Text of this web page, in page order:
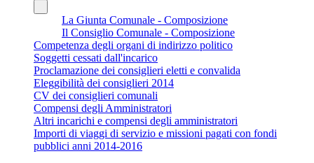
La Giunta Comunale - Composizione
Il Consiglio Comunale - Composizione
Competenza degli organi di indirizzo politico
Soggetti cessati dall'incarico
Proclamazione dei consiglieri eletti e convalida
Eleggibilità dei consiglieri 2014
CV dei consiglieri comunali
Compensi degli Amministratori
Altri incarichi e compensi degli amministratori
Importi di viaggi di servizio e missioni pagati con fondi
pubblici anni 2014-2016